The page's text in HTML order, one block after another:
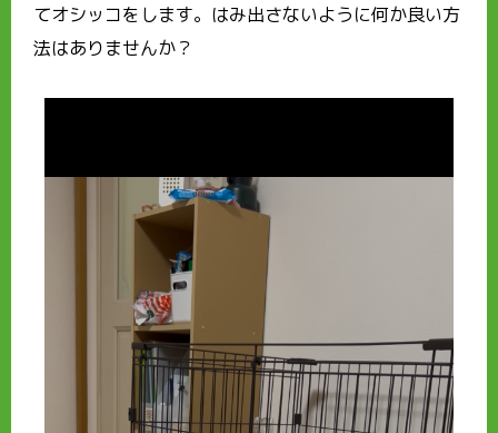
てオシッコをします。はみ出さないように何か良い方
法はありませんか？